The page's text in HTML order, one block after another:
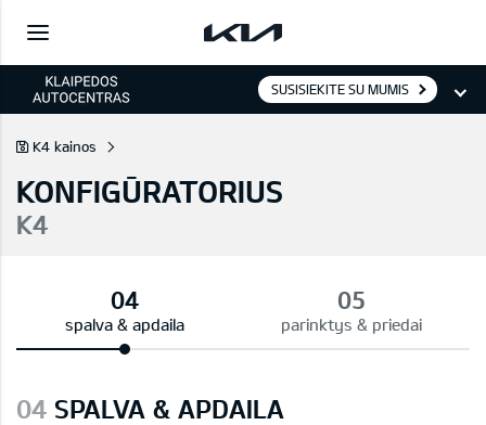
SUSISIEKITE SU MUMIS
K4 kainos
KONFIGŪRATORIUS
K4
spalva & apdaila parinktys & priedai
04 SPALVA & APDAILA